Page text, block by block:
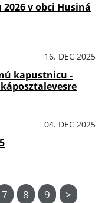
v obci Husiná
16. DEC 2025
kapustnicu -
04. DEC 2025
7 8 9 >